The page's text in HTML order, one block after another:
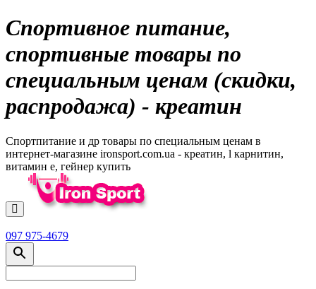
Спортивное питание,
спортивные товары по
специальным ценам (скидки,
распродажа) - креатин
Спортпитание и др товары по специальным ценам в
интернет-магазине ironsport.com.ua - креатин, l карнитин,
витамин е, гейнер купить
097 975-4679